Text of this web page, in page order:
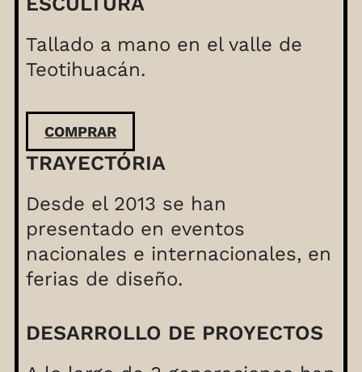
Tallado a mano en el valle de
Teotihuacán.
COMPRAR
TRAYECTÓRIA
Desde el 2013 se han
presentado en eventos
nacionales e internacionales, en
ferias de diseño.
DESARROLLO DE PROYECTOS